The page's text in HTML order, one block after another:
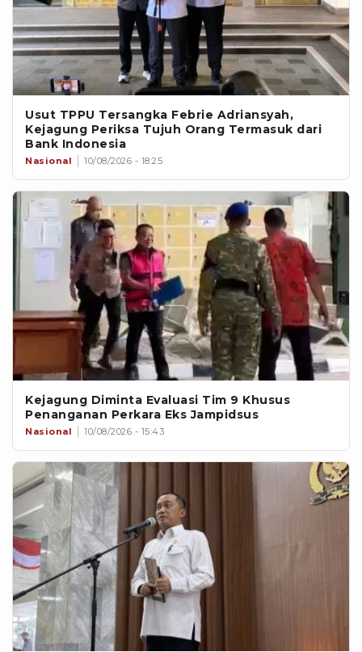
Usut TPPU Tersangka Febrie Adriansyah,
Kejagung Periksa Tujuh Orang Termasuk dari
Bank Indonesia
Nasional 10/08/2026 - 18:25
Kejagung Diminta Evaluasi Tim 9 Khusus
Penanganan Perkara Eks Jampidsus
Nasional 10/08/2026 - 15:43